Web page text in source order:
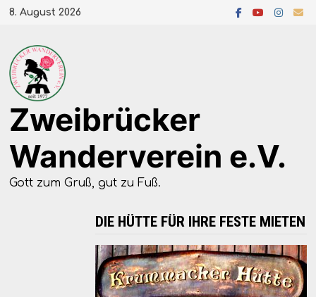
Zum
springen
8. August 2026
Zweibrücker
Wanderverein e.V.
Gott zum Gruß, gut zu Fuß.
DIE HÜTTE FÜR IHRE FESTE MIETEN